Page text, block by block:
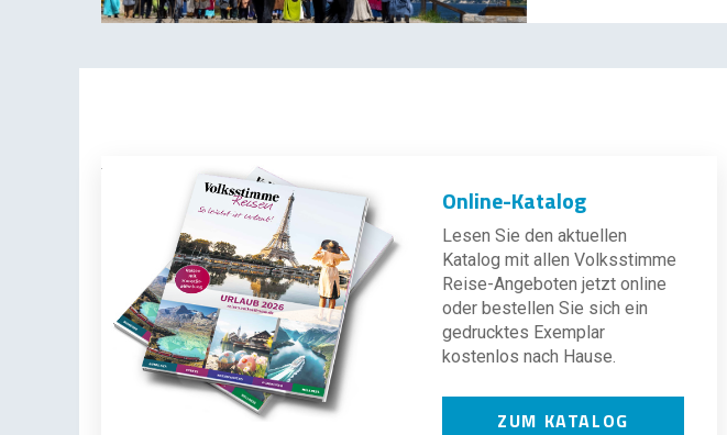
Online-Katalog
Lesen Sie den aktuellen
Katalog mit allen Volksstimme
Reise-Angeboten jetzt online
oder bestellen Sie sich ein
gedrucktes Exemplar
kostenlos nach Hause.
ZUM KATALOG